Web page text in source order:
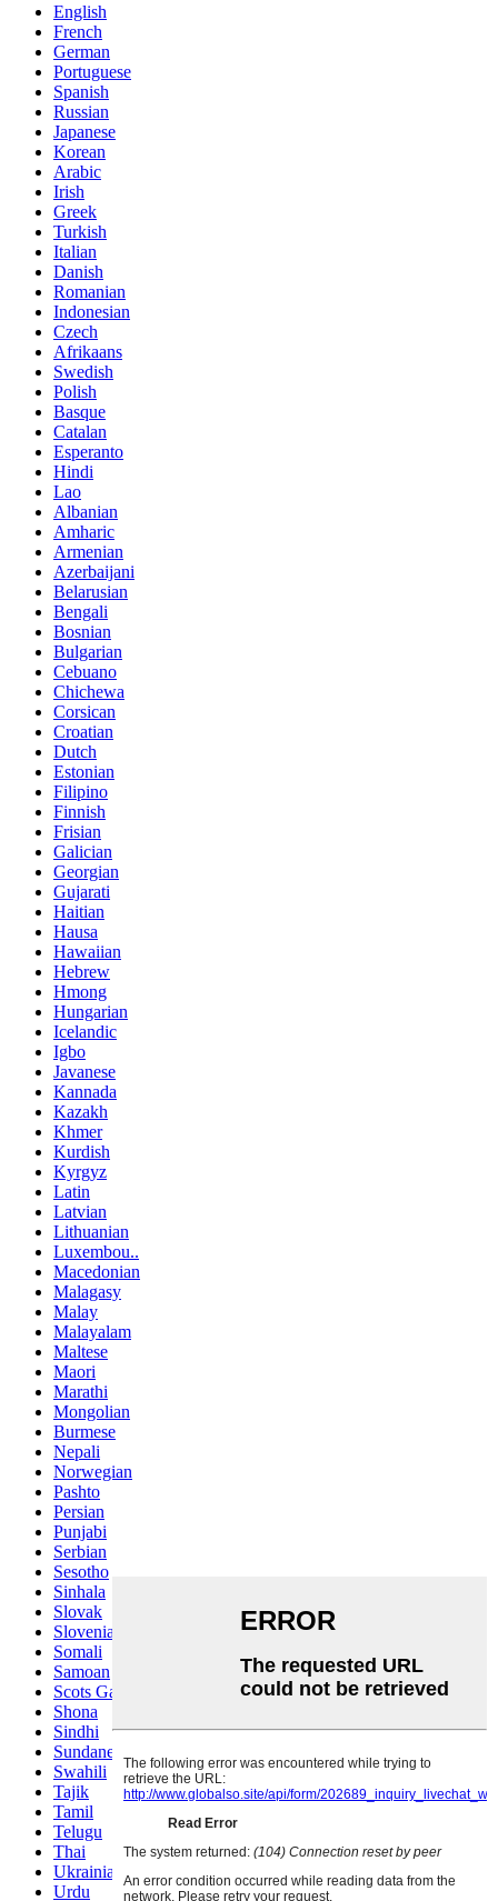
English
French
German
Portuguese
Spanish
Russian
Japanese
Korean
Arabic
Irish
Greek
Turkish
Italian
Danish
Romanian
Indonesian
Czech
Afrikaans
Swedish
Polish
Basque
Catalan
Esperanto
Hindi
Lao
Albanian
Amharic
Armenian
Azerbaijani
Belarusian
Bengali
Bosnian
Bulgarian
Cebuano
Chichewa
Corsican
Croatian
Dutch
Estonian
Filipino
Finnish
Frisian
Galician
Georgian
Gujarati
Haitian
Hausa
Hawaiian
Hebrew
Hmong
Hungarian
Icelandic
Igbo
Javanese
Kannada
Kazakh
Khmer
Kurdish
Kyrgyz
Latin
Latvian
Lithuanian
Luxembou..
Macedonian
Malagasy
Malay
Malayalam
Maltese
Maori
Marathi
Mongolian
Burmese
Nepali
Norwegian
Pashto
Persian
Punjabi
Serbian
Sesotho
Sinhala
Slovak
Slovenian
Somali
Samoan
Scots Gaelic
Shona
Sindhi
Sundanese
Swahili
Tajik
Tamil
Telugu
Thai
Ukrainian
Urdu